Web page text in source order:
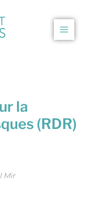
la
(RDR)
Mir